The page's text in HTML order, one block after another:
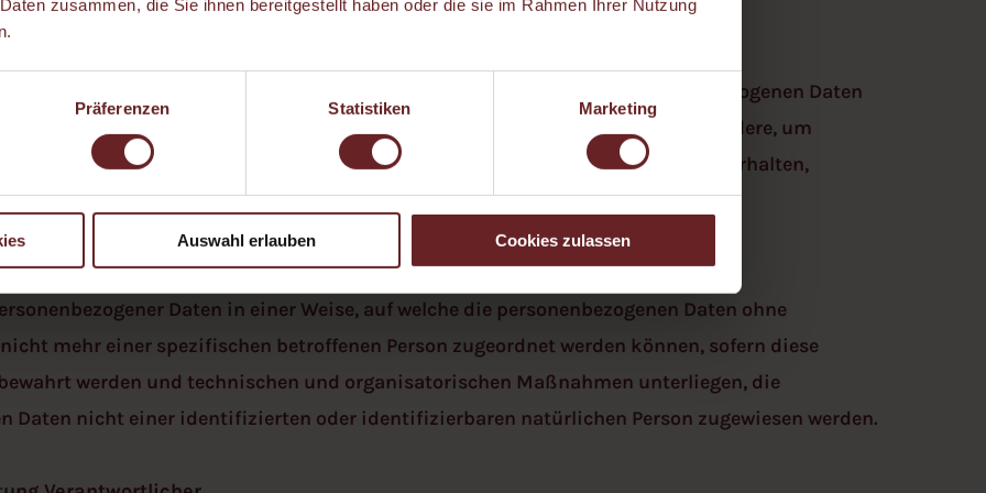
zusammen, die Sie ihnen bereitgestellt haben oder die sie im Rahmen Ihrer Nutzung
Präferenzen Statistiken Marketing
Auswahl erlauben Cookies zulassen
personenbezogener Daten, die darin besteht, dass diese personenbezogenen Daten
Aspekte, die sich auf eine natürliche Person beziehen, zu bewerten, insbesondere, um
Lage, Gesundheit, persönlicher Vorlieben, Interessen, Zuverlässigkeit, Verhalten,
Person zu analysieren oder vorherzusagen.
Daten in einer Weise, auf welche die personenbezogenen Daten ohne
mehr einer spezifischen betroffenen Person zugeordnet werden können, sofern diese
werden und technischen und organisatorischen Maßnahmen unterliegen, die
Daten nicht einer identifizierten oder identifizierbaren natürlichen Person zugewiesen werden.